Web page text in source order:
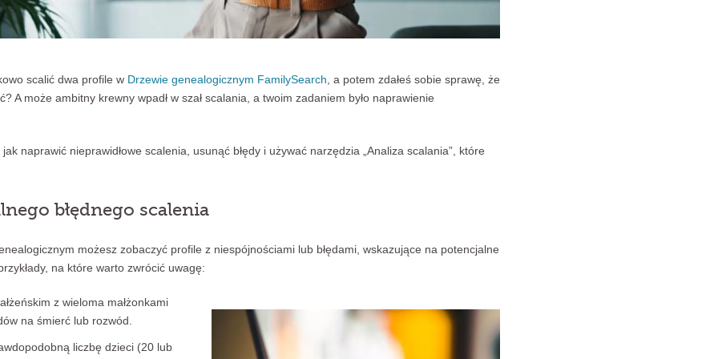
scalić dwa profile w Drzewie genealogicznym FamilySearch , a potem zdałeś sobie sprawę, że
A może ambitny krewny wpadł w szał scalania, a twoim zadaniem było naprawienie
naprawić nieprawidłowe scalenia, usunąć błędy i używać narzędzia „Analiza scalania”, które
błędnego scalenia
możesz zobaczyć profile z niespójnościami lub błędami, wskazujące na potencjalne
na które warto zwrócić uwagę:
z wieloma małżonkami
na śmierć lub rozwód.
liczbę dzieci (20 lub